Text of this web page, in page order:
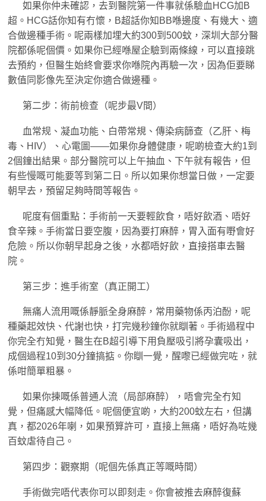
如果你仲未確認，去到醫院第一件事就係驗血HCG加B
超。HCG話你知有冇懷，B超話你知BB喺邊度、有幾大、適
合做邊種手術。呢兩樣加埋大約300到500蚊，深圳大部分醫
院都係呢個價。如果你已經喺屋企驗到兩條線，可以直接跳
去預約，但醫生始終會要求你喺院內再驗一次，因為佢要睇
數值同影像先至決定你適合做邊種。
第二步：術前檢查（呢步最V間）
血常规、凝血功能、白帶常規、傳染病篩查（乙肝、梅
毒、HIV）、心電圖——如果你身體健康，呢啲檢查大約1到
2個鐘出結果。部分醫院可以上午抽血、下午就有報告，但
有些慢嘅可能要等到第二日。所以如果你想當日做，一定要
朝早去，預留足夠時間等報告。
呢度有個重點：手術前一天要輕飲食，唔好飲酒、唔好
食辛辣。手術當日要空腹，因為要打麻醉，胃入面有嘢會好
危險。所以你朝早起身之後，水都唔好飲，直接搭車去醫
院。
第三步：進手術室（真正開工）
無痛人流用嘅係靜脈全身麻醉，常用藥物係丙泊酚，呢
種藥起效快、代謝也快，打完幾秒鐘你就瞓著。手術過程中
你完全冇知覺，醫生在B超引導下用負壓吸引將孕囊吸出，
成個過程10到30分鐘搞掂。你瞓一覺，醒嚟已經做完咗，就
係咁簡單粗暴。
如果你揀嘅係普通人流（局部麻醉），唔會完全冇知
覺，但痛感大幅降低。呢個便宜啲，大約200蚊左右，但講
真，都2026年喇，如果預算許可，直接上無痛，唔好為咗幾
百蚊虐待自己。
第四步：觀察期（呢個先係真正等嘅時間）
手術做完唔代表你可以即刻走。你會被推去麻醉復蘇